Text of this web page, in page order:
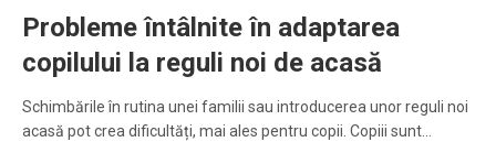
Probleme întâlnite în adaptarea
copilului la reguli noi de acasă
Schimbările în rutina unei familii sau introducerea unor reguli noi
acasă pot crea dificultăți, mai ales pentru copii. Copiii sunt…